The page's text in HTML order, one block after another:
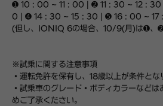
➊ 10 : 00 ~ 11 : 00 | ➋ 11 : 30 ~ 12 :
0 | ➍ 14 : 30 ~ 15 : 30 | ➎ 16 : 00 ~ 17
(但し、IONIQ 6の場合、10/9(月)は➊、
※試乗に関する注意事項
・運転免許を保有し、18歳以上が条件とな
・試乗車のグレード・ボディカラーなど
めご了承ください。